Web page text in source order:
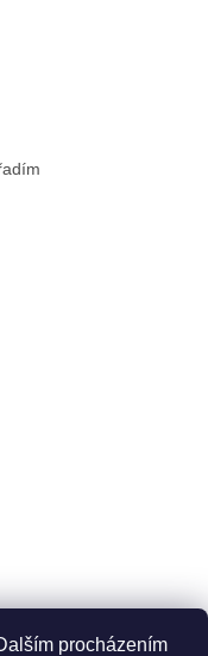
procházením